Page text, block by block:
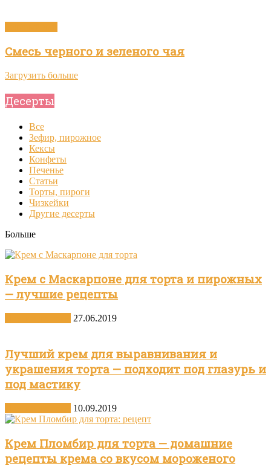
Смесь черного и зеленого чая
Загрузить больше
Десерты
Все
Зефир, пирожное
Кексы
Конфеты
Печенье
Статьи
Торты, пироги
Чизкейки
Другие десерты
Больше
Крем с Маскарпоне для торта и пирожных
— лучшие рецепты
27.06.2019
Лучший крем для выравнивания и
украшения торта — подходит под глазурь и
под мастику
10.09.2019
Крем Пломбир для торта — домашние
рецепты крема со вкусом мороженого